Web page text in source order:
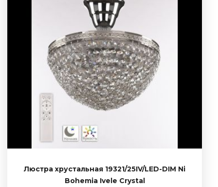
Люстра хрустальная 19321/25IV/LED-DIM Ni
Bohemia Ivele Crystal